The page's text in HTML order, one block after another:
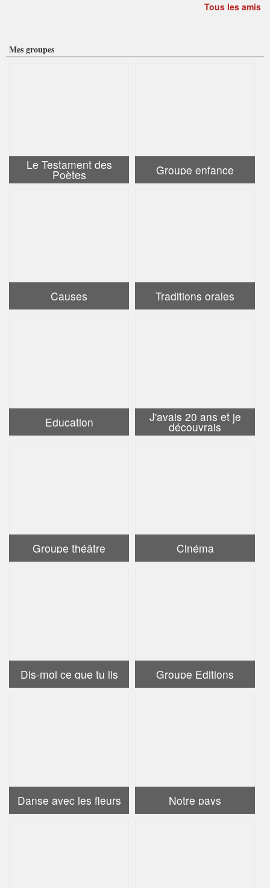
Tous les amis
Mes groupes
Le Testament des
Poètes Groupe enfance
Causes Traditions orales
Education J'avais 20 ans et je
découvrais
Groupe théâtre Cinéma
Dis-moi ce que tu lis Groupe Editions
Danse avec les fleurs Notre pays